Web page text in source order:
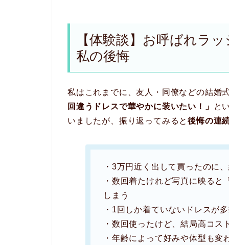
【体験談】お呼ばれラ
私の後悔
私はこれまでに、友人・同僚などの結婚
回違うドレスで華やかに装いたい！」
と
いましたが、振り返ってみると後悔の連
・3万円近く出して買ったのに
・数回着たけれど写真に映る
しまう
・1回しか着ていないドレスが
・数回使ったけど、結局高コ
・年齢によって好みや体型も